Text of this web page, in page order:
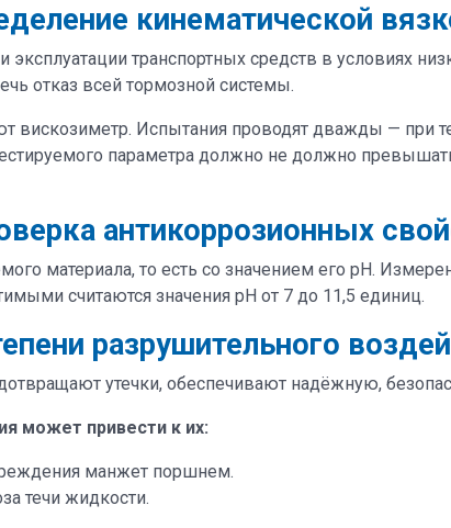
кинематической
эксплуатации транспортных средств в условиях
отказ всей тормозной системы.
вискозиметр. Испытания проводят дважды — при
параметра должно не должно
антикоррозионных
материала, то есть со значением его pH.
считаются значения pH от 7 до 11,5 единиц.
разрушительного
утечки, обеспечивают надёжную,
может привести к их:
манжет поршнем.
течи жидкости.